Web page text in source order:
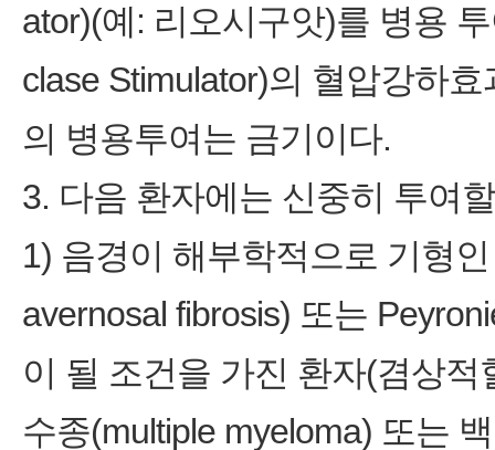
ator)(예: 리오시구앗)를 병용
clase Stimulator)의 혈압강하
의 병용투여는 금기이다.
3. 다음 환자에는 신중히 투여
1) 음경이 해부학적으로 기형
avernosal fibrosis) 또는
이 될 조건을 가진 환자(겸상
수종(multiple myeloma) 또는